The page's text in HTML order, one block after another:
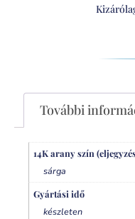
További
14K arany szín
sárga
Gyártási idő
készleten